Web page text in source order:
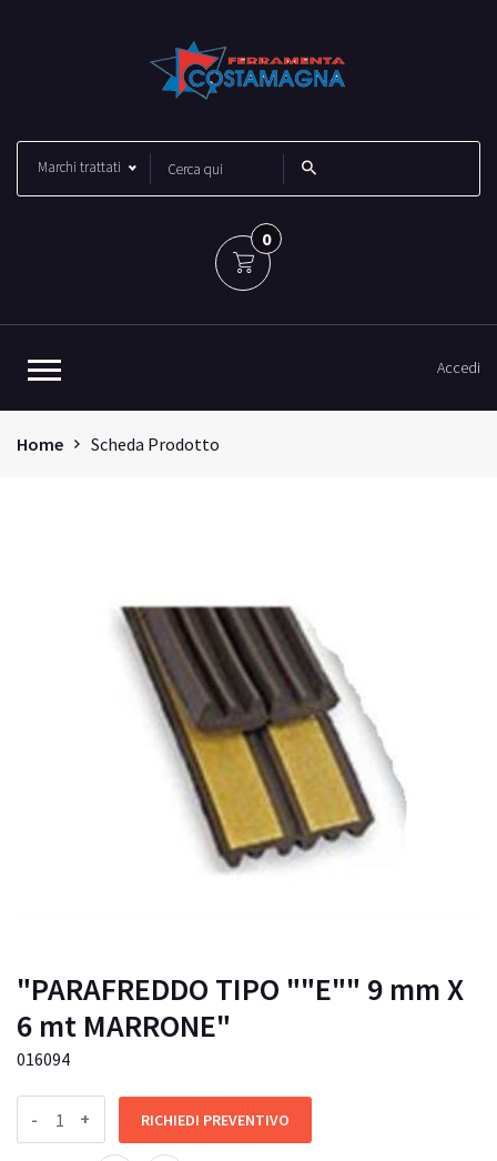
Marchi trattati
0
Accedi
Home Scheda Prodotto
"PARAFREDDO TIPO ""E"" 9 mm X
6 mt MARRONE"
016094
- + RICHIEDI PREVENTIVO